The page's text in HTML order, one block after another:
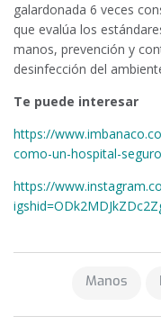
galardonada 6 veces
que evalúa los
manos, prevención y
desinfección del
Te puede interesar
https://
como-un-hospital-
https://
Manos